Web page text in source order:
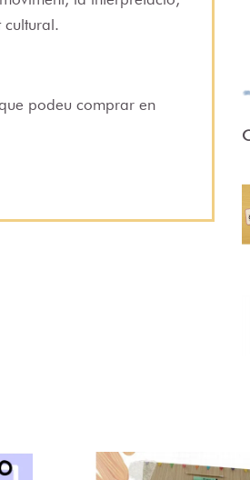
cultural.
podeu comprar en